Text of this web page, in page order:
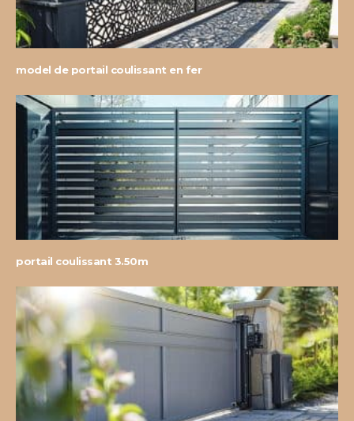
model de portail coulissant en fer
portail coulissant 3.50m